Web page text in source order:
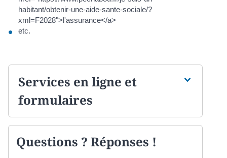
habitant/obtenir-une-aide-sante-sociale/?
xml=F2028">l'assurance</a>
etc.
Services en ligne et
formulaires
Questions ? Réponses !